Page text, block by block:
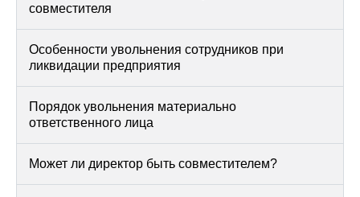
совместителя
Особенности увольнения сотрудников при
ликвидации предприятия
Порядок увольнения материально
ответственного лица
Может ли директор быть совместителем?